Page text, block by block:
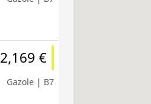
2,169 €
Gazole | B7